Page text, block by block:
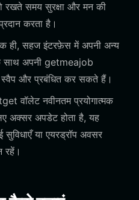
रखते समय सुरक्षा और मन की
करता है।
ही, सहज इंटरफ़ेस में अपनी अन्य
साथ अपनी getmeajob
और प्रबंधित कर सकते हैं।
वॉलेट नवीनतम प्रयोगात्मक
अक्सर अपडेट होता है, यह
या एयरड्रॉप अवसर
रहें।